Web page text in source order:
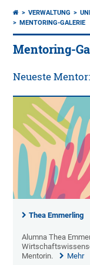
VERWALTUNG
MENTORING-GALERIE
Mentoring-
Neueste
Thea Emmerling
Alumna Thea
Mentorin.
Mehr